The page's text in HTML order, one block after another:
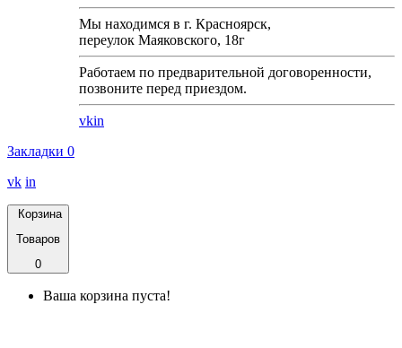
Мы находимся в г. Красноярск,
переулок Маяковского, 18г
Работаем по предварительной договоренности,
позвоните перед приездом.
vkin
Закладки 0
vk in
Корзина
Товаров
0
Ваша корзина пуста!